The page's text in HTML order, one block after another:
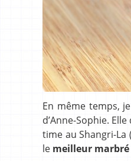
En même temps,
d’Anne-Sophie.
time au Shangri-La (
le meilleur marbré